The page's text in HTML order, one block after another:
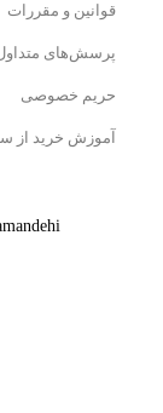
قوانین و مقررات
پرسش‌های
حریم خصوصی
آموزش خرید از